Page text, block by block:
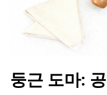
둥근 도마: